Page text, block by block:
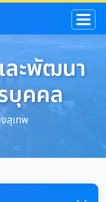
ละพัฒนา
บุคคล
สุเทพ